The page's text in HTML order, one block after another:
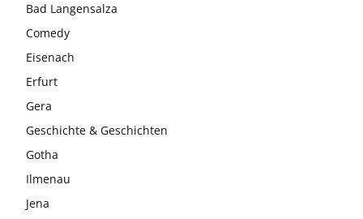
Bad Langensalza
Comedy
Eisenach
Erfurt
Gera
Geschichte & Geschichten
Gotha
Ilmenau
Jena